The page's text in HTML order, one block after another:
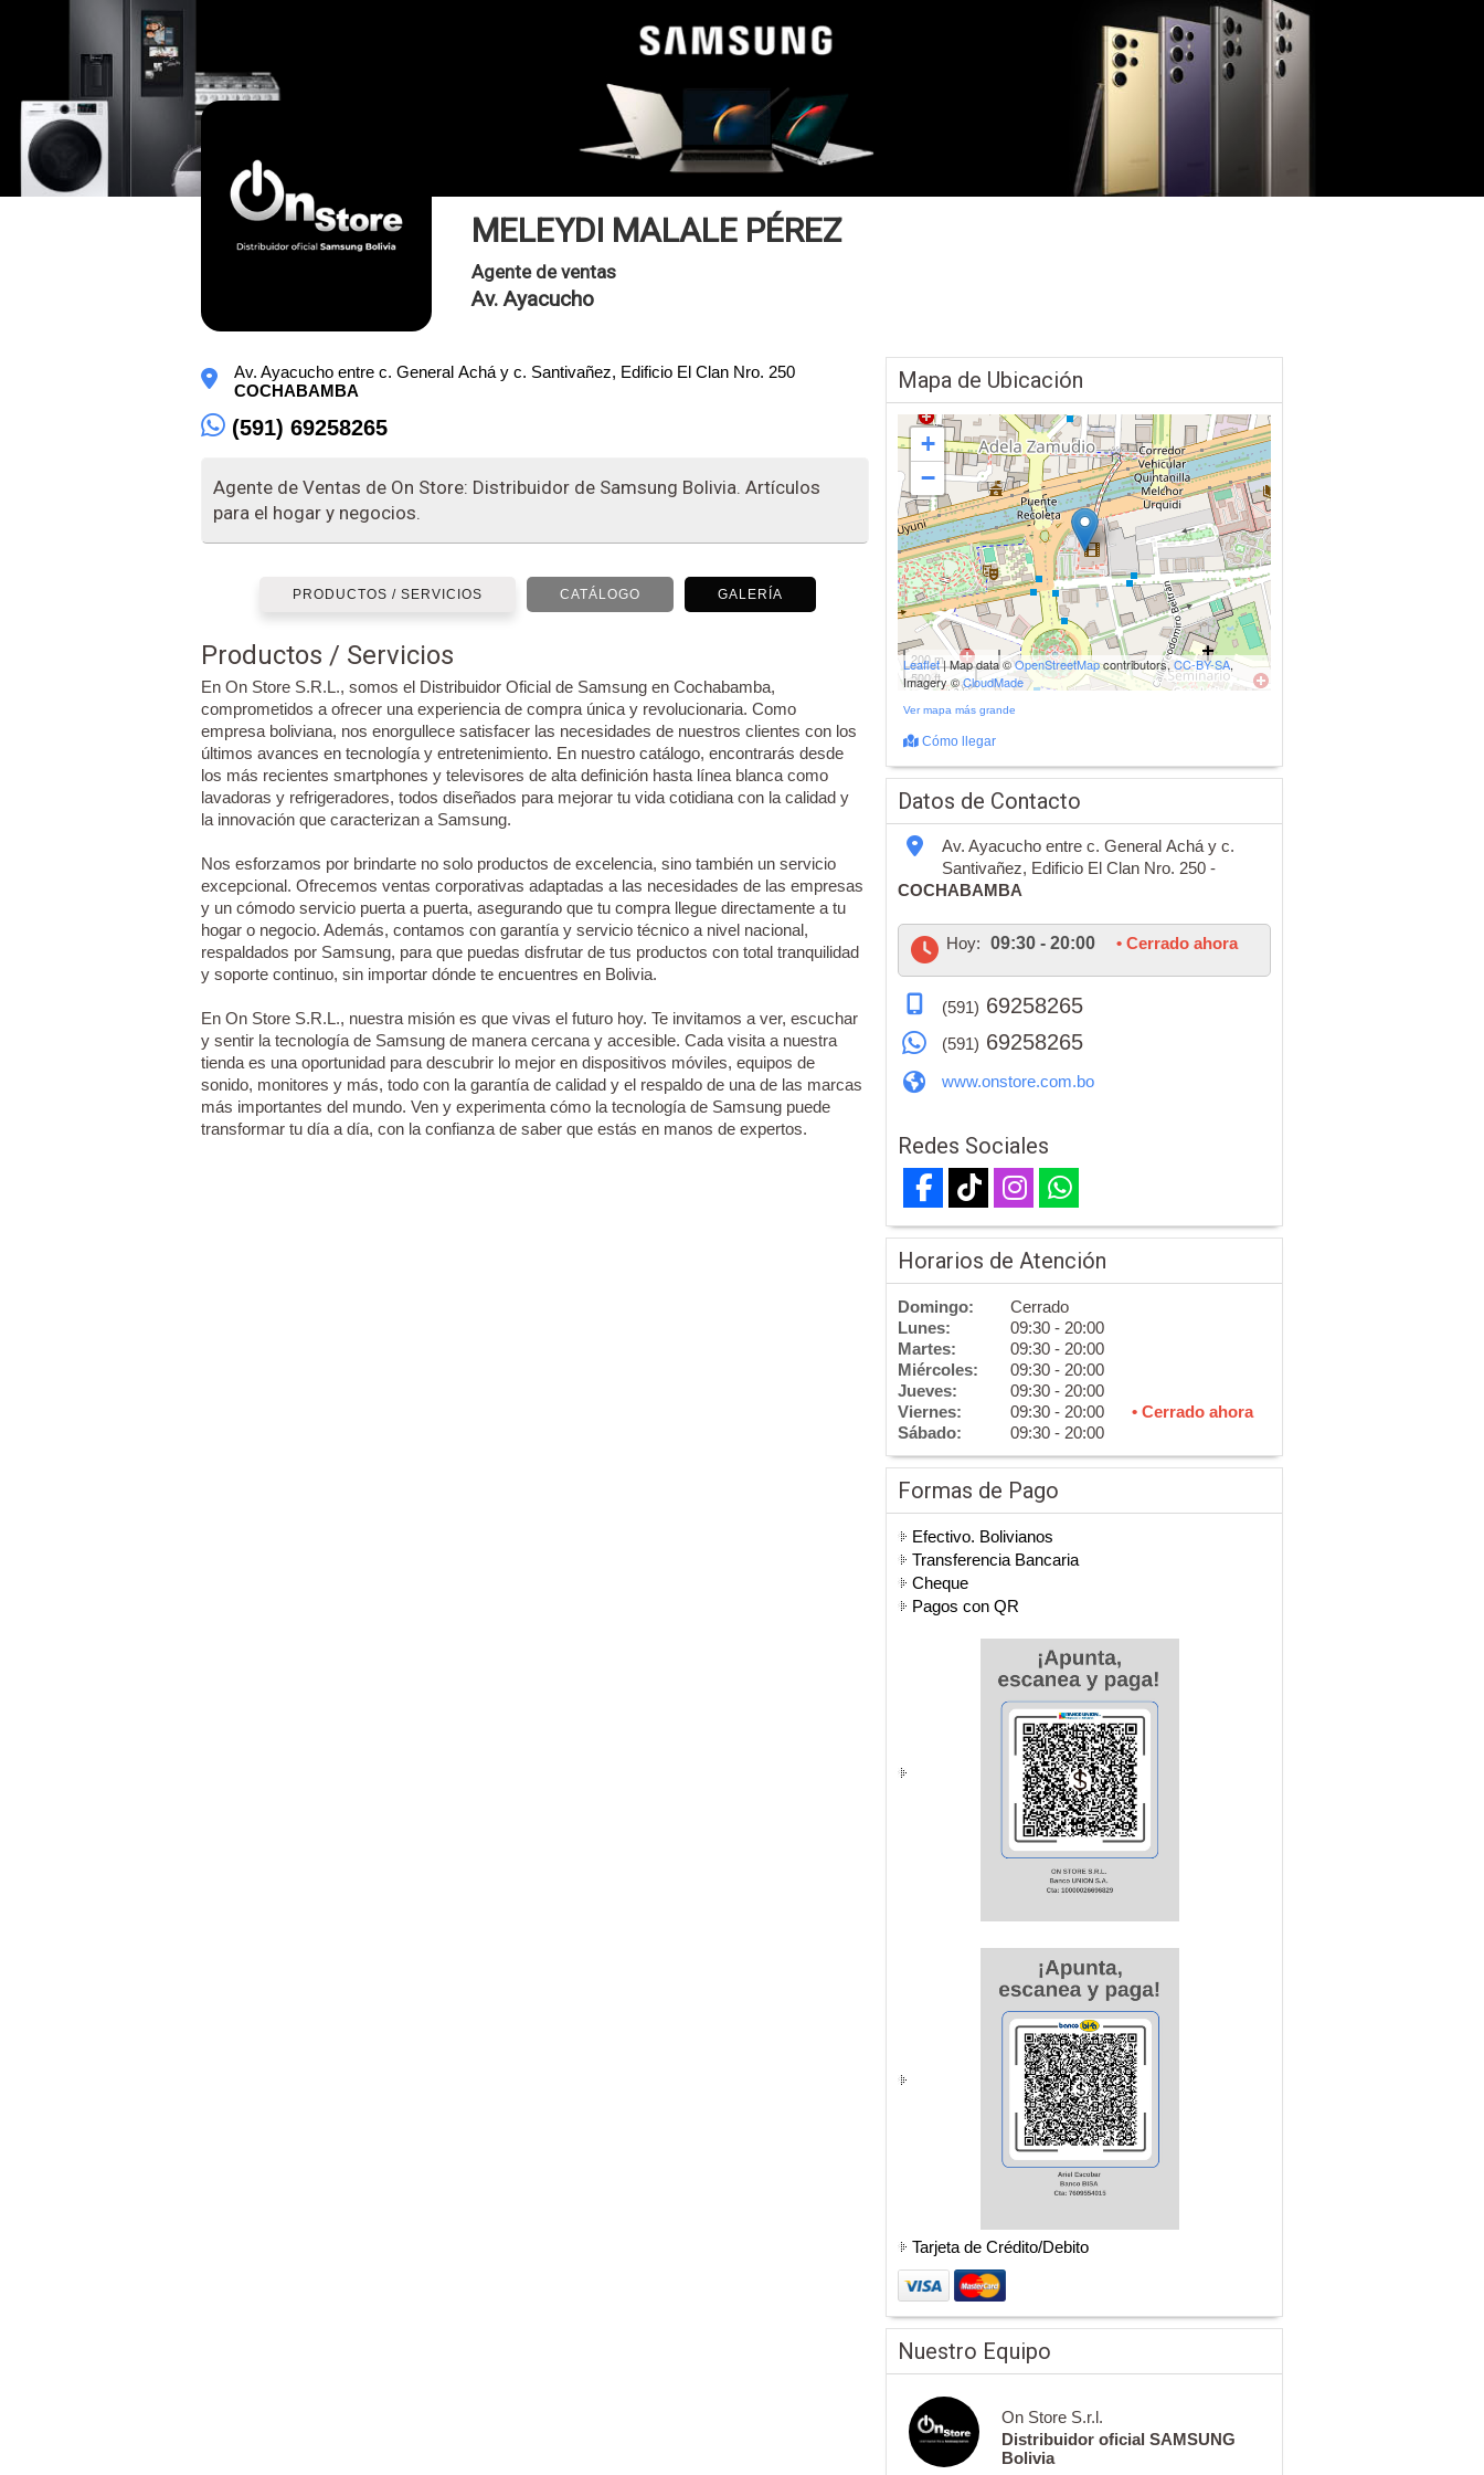
MELEYDI MALALE PÉREZ
Agente de ventas
Av. Ayacucho
Av. Ayacucho entre c. General Achá y c. Santivañez, Edificio El Clan Nro. 250
COCHABAMBA
(591) 69258265
Agente de Ventas de On Store: Distribuidor de Samsung Bolivia. Artículos
para el hogar y negocios.
PRODUCTOS / SERVICIOS CATÁLOGO GALERÍA
Productos / Servicios
En On Store S.R.L., somos el Distribuidor Oficial de Samsung en Cochabamba,
comprometidos a ofrecer una experiencia de compra única y revolucionaria. Como
empresa boliviana, nos enorgullece satisfacer las necesidades de nuestros clientes con los
últimos avances en tecnología y entretenimiento. En nuestro catálogo, encontrarás desde
los más recientes smartphones y televisores de alta definición hasta línea blanca como
lavadoras y refrigeradores, todos diseñados para mejorar tu vida cotidiana con la calidad y
la innovación que caracterizan a Samsung.
Nos esforzamos por brindarte no solo productos de excelencia, sino también un servicio
excepcional. Ofrecemos ventas corporativas adaptadas a las necesidades de las empresas
y un cómodo servicio puerta a puerta, asegurando que tu compra llegue directamente a tu
hogar o negocio. Además, contamos con garantía y servicio técnico a nivel nacional,
respaldados por Samsung, para que puedas disfrutar de tus productos con total tranquilidad
y soporte continuo, sin importar dónde te encuentres en Bolivia.
En On Store S.R.L., nuestra misión es que vivas el futuro hoy. Te invitamos a ver, escuchar
y sentir la tecnología de Samsung de manera cercana y accesible. Cada visita a nuestra
tienda es una oportunidad para descubrir lo mejor en dispositivos móviles, equipos de
sonido, monitores y más, todo con la garantía de calidad y el respaldo de una de las marcas
más importantes del mundo. Ven y experimenta cómo la tecnología de Samsung puede
transformar tu día a día, con la confianza de saber que estás en manos de expertos.
Mapa de Ubicación
+
−
200 m
500 ft
Leaflet| Map data ©OpenStreetMapcontributors,CC-BY-SA,
Imagery ©CloudMade
Ver mapa más grande
Cómo llegar
Datos de Contacto
Av. Ayacucho entre c. General Achá y c.
Santivañez, Edificio El Clan Nro. 250 -
COCHABAMBA
Hoy: 09:30 - 20:00 • Cerrado ahora
(591) 69258265
(591) 69258265
www.onstore.com.bo
Redes Sociales
Horarios de Atención
Domingo:
Cerrado
Lunes:
09:30 - 20:00
Martes:
09:30 - 20:00
Miércoles:
09:30 - 20:00
Jueves:
09:30 - 20:00
Viernes:
09:30 - 20:00
• Cerrado ahora
Sábado:
09:30 - 20:00
Formas de Pago
Efectivo. Bolivianos
Transferencia Bancaria
Cheque
Pagos con QR
Tarjeta de Crédito/Debito
Nuestro Equipo
On Store S.r.l.
Distribuidor oficial SAMSUNG
Bolivia